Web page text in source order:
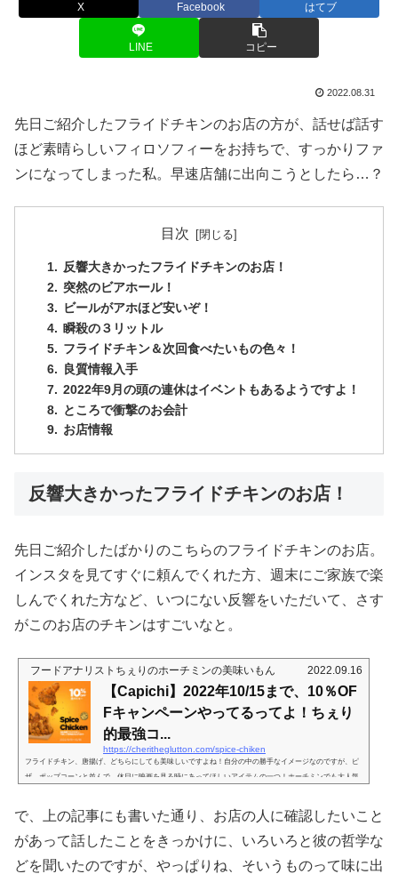
X Facebook はてブ
LINE コピー
2022.08.31
先日ご紹介したフライドチキンのお店の方が、話せば話す
ほど素晴らしいフィロソフィーをお持ちで、すっかりファ
ンになってしまった私。早速店舗に出向こうとしたら…？
目次
反響大きかったフライドチキンのお店！
突然のビアホール！
ビールがアホほど安いぞ！
瞬殺の３リットル
フライドチキン＆次回食べたいもの色々！
良質情報入手
2022年9月の頭の連休はイベントもあるようですよ！
ところで衝撃のお会計
お店情報
反響大きかったフライドチキンのお店！
先日ご紹介したばかりのこちらのフライドチキンのお店。
インスタを見てすぐに頼んでくれた方、週末にご家族で楽
しんでくれた方など、いつにない反響をいただいて、さす
がこのお店のチキンはすごいなと。
フードアナリストちぇりのホーチミンの美味いもん 2022.09.16
【Capichi】2022年10/15まで、10％OF
Fキャンペーンやってるってよ！ちぇり
的最強コ...
https://cheritheglutton.com/spice-chiken
フライドチキン、唐揚げ、どちらにしても美味しいですよね！自分の中の勝手なイメージなのですが、ピ
ザ、ポップコーンと並んで、休日に映画を見る時にあってほしいアイテムの一つ！ホーチミンでも大人気
▶︎販売経路が多くて手に入りやすい▶︎宗教上の忌避食材から外れやすい▶︎部位によってはヘルシ...
で、上の記事にも書いた通り、お店の人に確認したいこと
があって話したことをきっかけに、いろいろと彼の哲学な
どを聞いたのですが、やっぱりね、そいうものって味に出